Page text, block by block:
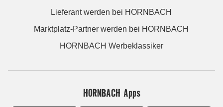
Lieferant werden bei HORNBACH
Marktplatz-Partner werden bei HORNBACH
HORNBACH Werbeklassiker
HORNBACH Apps